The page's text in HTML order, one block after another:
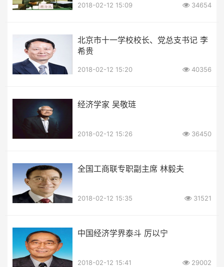
2018-02-12 15:09 34654
北京市十一学校校长、党总支书记 李
希贵
2018-02-12 15:20 40356
经济学家 吴敬琏
2018-02-12 15:26 36450
全国工商联专职副主席 林毅夫
2018-02-12 15:35 31521
中国经济学界泰斗 厉以宁
2018-02-12 15:41 29002